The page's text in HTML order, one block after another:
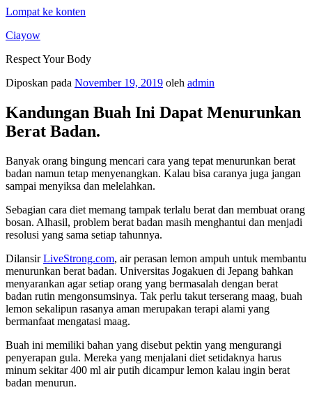
Lompat ke konten
Ciayow
Respect Your Body
Diposkan pada November 19, 2019 oleh admin
Kandungan Buah Ini Dapat Menurunkan
Berat Badan.
Banyak orang bingung mencari cara yang tepat menurunkan berat
badan namun tetap menyenangkan. Kalau bisa caranya juga jangan
sampai menyiksa dan melelahkan.
Sebagian cara diet memang tampak terlalu berat dan membuat orang
bosan. Alhasil, problem berat badan masih menghantui dan menjadi
resolusi yang sama setiap tahunnya.
DilansirLiveStrong.com, air perasan lemon ampuh untuk membantu
menurunkan berat badan. Universitas Jogakuen di Jepang bahkan
menyarankan agar setiap orang yang bermasalah dengan berat
badan rutin mengonsumsinya. Tak perlu takut terserang maag, buah
lemon sekalipun rasanya aman merupakan terapi alami yang
bermanfaat mengatasi maag.
Buah ini memiliki bahan yang disebut pektin yang mengurangi
penyerapan gula. Mereka yang menjalani diet setidaknya harus
minum sekitar 400 ml air putih dicampur lemon kalau ingin berat
badan menurun.